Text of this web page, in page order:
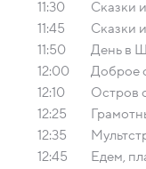
11:30
Сказки
11:45
Сказки
11:50
День в
12:00
Доброе
12:10
Остров
12:25
12:35
12:45
Едем,